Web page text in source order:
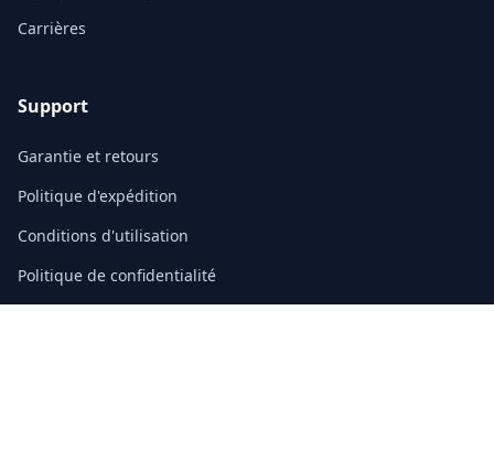
Carrières
Support
Garantie et retours
Politique d'expédition
Conditions d'utilisation
Politique de confidentialité